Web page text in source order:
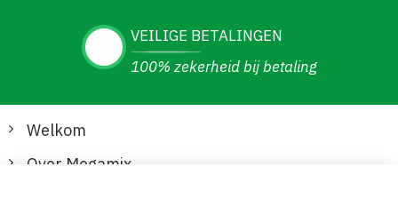
VEILIGE BETALINGEN
100% zekerheid bij betaling
Welkom
Over Megamix